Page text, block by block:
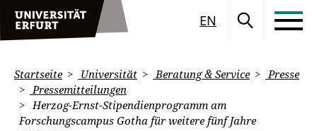
EN
Startseite Universität Beratung & Service
Presse
Pressemitteilungen
Herzog-Ernst-Stipendienprogramm am
Forschungscampus Gotha für weitere fünf Jahre